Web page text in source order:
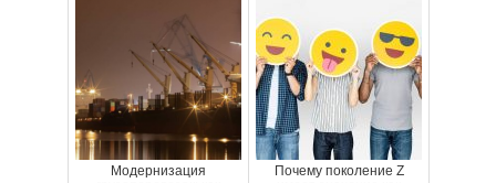
Модернизация
Почему поколение Z